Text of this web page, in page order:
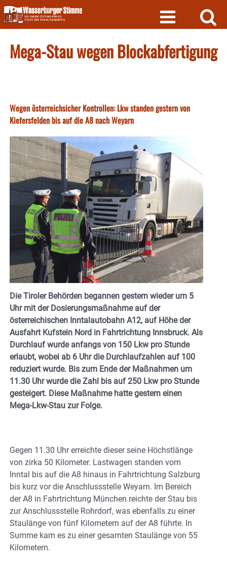
Skip
to
content
Mega-Stau wegen Blockabfertigung
Wegen österreichsicher Kontrollen: Lkw standen gestern von
Kiefersfelden bis auf die A8 nach Weyarn
Die Tiroler Behörden begannen gestern wieder um 5
Uhr mit der Dosierungsmaßnahme auf der
österreichischen Inntalautobahn A12, auf Höhe der
Ausfahrt Kufstein Nord in Fahrtrichtung Innsbruck. Als
Durchlauf wurde anfangs von 150 Lkw pro Stunde
erlaubt, wobei ab 6 Uhr die Durchlaufzahlen auf 100
reduziert wurde. Bis zum Ende der Maßnahmen um
11.30 Uhr wurde die Zahl bis auf 250 Lkw pro Stunde
gesteigert. Diese Maßnahme hatte gestern einen
Mega-Lkw-Stau zur Folge.
Gegen 11.30 Uhr erreichte dieser seine Höchstlänge
von zirka 50 Kilometer. Lastwagen standen vom
Inntal bis auf die A8 hinaus in Fahrtrichtung Salzburg
bis kurz vor die Anschlussstelle Weyarn. Im Bereich
der A8 in Fahrtrichtung München reichte der Stau bis
zur Anschlussstelle Rohrdorf, was ebenfalls zu einer
Staulänge von fünf Kilometern auf der A8 führte. In
Summe kam es zu einer gesamten Staulänge von 55
Kilometern.